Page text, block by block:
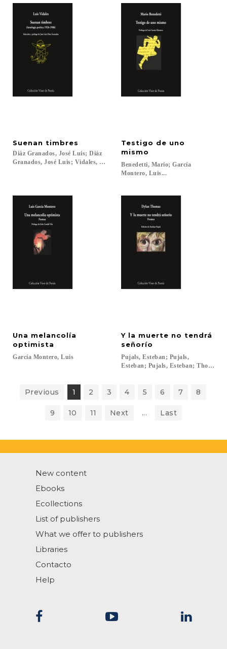
Suenan timbres
Diáz Granados, José Luis; Diáz
Granados, José Luis; Vidales, Luis...
Testigo de uno
mismo
Benedetti, Mario; García
Montero, Luis...
Una melancolía
optimista
García Montero, Luis
Y la muerte no tendrá
señorío
Pujals, Esteban; Pujals,
Esteban; Pujals, Esteban; Thomas,
Previous 1 2 3 4 5 6 7 8
9 10 11 Next ... Last
New content
Ebooks
Ecollections
List of publishers
What we offer to publishers
Libraries
Contacto
Help